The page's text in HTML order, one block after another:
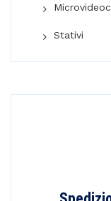
Stativi